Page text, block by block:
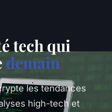
tech qui
demain
les tendances
high-tech et